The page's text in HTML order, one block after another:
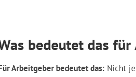
Kündigung erhalten? Die
Jetzt: Sofortcheck Ihrer